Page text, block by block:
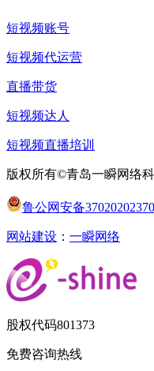
短视频账号
短视频代运营
直播带货
短视频达人
短视频直播培训
版权所有©青岛一瞬网络
鲁公网安备
网站建设 ： 一瞬网络
股权代码801373
免费咨询热线